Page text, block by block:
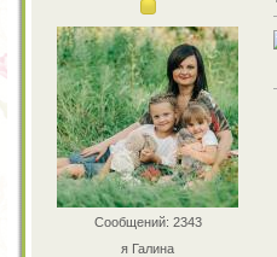
Сообщений: 2343
я Галина